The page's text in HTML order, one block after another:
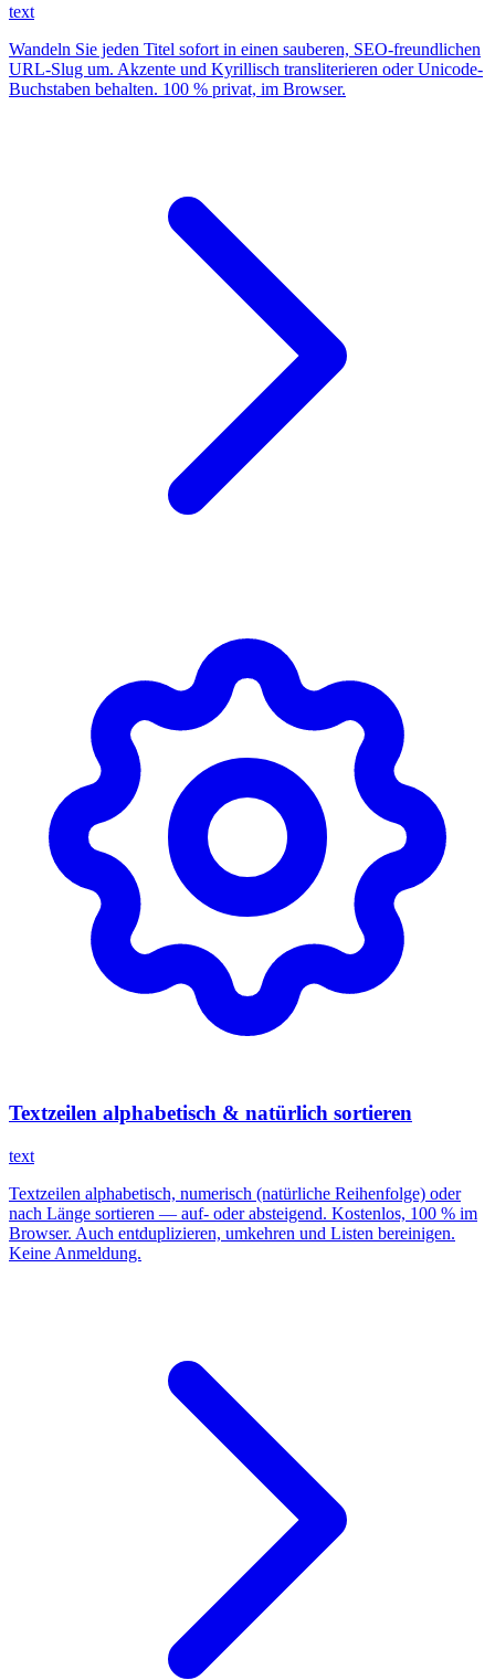
text
Wandeln Sie jeden Titel sofort in einen sauberen, SEO-freundlichen
URL-Slug um. Akzente und Kyrillisch transliterieren oder Unicode-
Buchstaben behalten. 100 % privat, im Browser.
Textzeilen alphabetisch & natürlich sortieren
text
Textzeilen alphabetisch, numerisch (natürliche Reihenfolge) oder
nach Länge sortieren — auf- oder absteigend. Kostenlos, 100 % im
Browser. Auch entduplizieren, umkehren und Listen bereinigen.
Keine Anmeldung.